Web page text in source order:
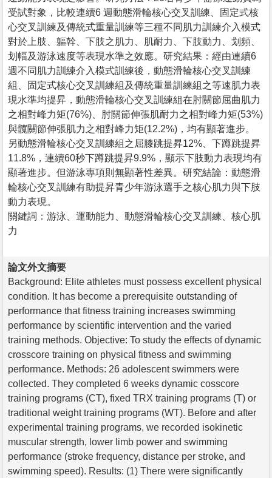
受試對象，比較連續6 週動態滑輪核心交叉訓練、固定式核
心交叉訓練及傳統式重量訓練等三種不同肌力訓練介入模式
對於上肢、軀幹、下肢之肌力、肌耐力、下肢動力、划頻、
划幅及游泳速度等表現水準之效應。研究結果：經由連續6
週不同肌力訓練介入模式訓練後，動態滑輪核心交叉訓練
組、固定式核心交叉訓練組及傳統重量訓練組之等速肌力表
現水準均提昇，動態滑輪核心交叉訓練組在肘關節屈曲肌力
之相對峰力矩(76%)、肘關節伸張肌耐力之相對峰力矩(53%)
與髖關節伸張肌力之相對峰力矩(12.2%)，均有顯著進步。
另動態滑輪核心交叉訓練組之屈膝跳提昇12%、下蹲跳提昇
11.8%，連續60秒下蹲跳提昇9.9%，顯示下肢動力表現均有
顯著進步。但游泳專項則無顯著性差異。研究結論：動態滑
輪核心交叉訓練有助提昇青少年游泳選手之核心肌力與下肢
動力表現。
關鍵詞：游泳、運動能力、動態滑輪核心交叉訓練、核心肌
力
論文外文摘要
Background: Elite athletes must possess excellent physical
condition. It has become a prerequisite outstanding of
performance that fitness training increases swimming
performance by scientific intervention and the varied
training methods. Objective: To study the effects of dynamic
crosscore training on physical fitness and swimming
performance. Methods: 26 adolescent swimmers were
collected. They completed 6 weeks dynamic cosscore
training programs (CT), fixed TRX training programs (T) or
traditional weight training programs (WT). Before and after
experimental training programs, we recorded isokinetic
muscular strength, lower limb power and swimming
performance (stroke frequency, distance per stroke, and
swimming speed). Results: (1) There were significantly